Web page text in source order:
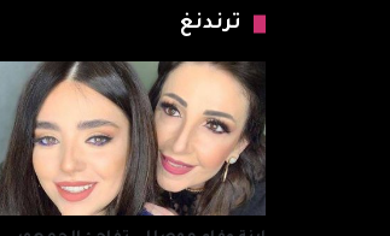
ترندنغ